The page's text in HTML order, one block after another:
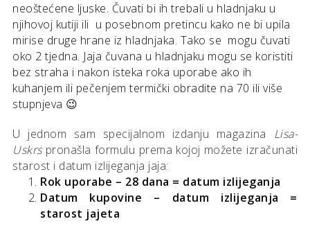
neoštećene ljuske. Čuvati bi ih trebali u hladnjaku u
njihovoj kutiji ili u posebnom pretincu kako ne bi upila
mirise druge hrane iz hladnjaka. Tako se mogu čuvati
oko 2 tjedna. Jaja čuvana u hladnjaku mogu se koristiti
bez straha i nakon isteka roka uporabe ako ih
kuhanjem ili pečenjem termički obradite na 70 ili više
stupnjeva 😉
U jednom sam specijalnom izdanju magazina Lisa-
Uskrspronašla formulu prema kojoj možete izračunati
starost i datum izlijeganja jaja:
Rok uporabe – 28 dana = datum izlijeganja
Datum kupovine – datum izlijeganja =
starost jajeta